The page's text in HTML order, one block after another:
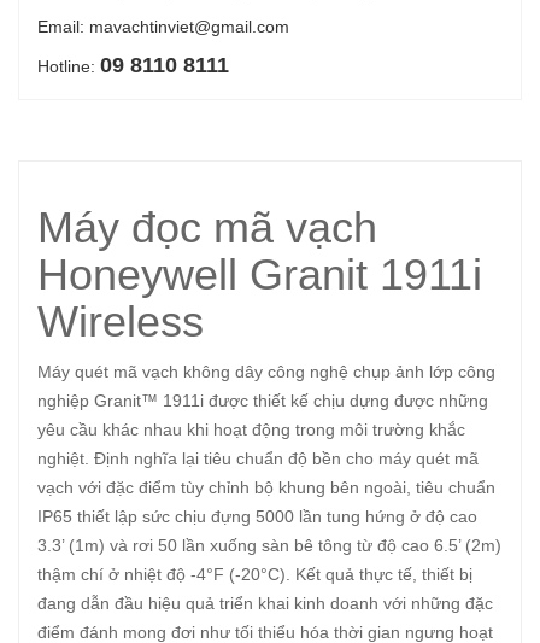
Email: mavachtinviet@gmail.com
Hotline: 09 8110 8111
Máy đọc mã vạch
Honeywell Granit 1911i
Wireless
Máy quét mã vạch không dây công nghệ chụp ảnh lớp công
nghiệp Granit™ 1911i được thiết kế chịu dựng được những
yêu cầu khác nhau khi hoạt động trong môi trường khắc
nghiệt. Định nghĩa lại tiêu chuẩn độ bền cho máy quét mã
vạch với đặc điểm tùy chỉnh bộ khung bên ngoài, tiêu chuẩn
IP65 thiết lập sức chịu đựng 5000 lần tung hứng ở độ cao
3.3’ (1m) và rơi 50 lần xuống sàn bê tông từ độ cao 6.5’ (2m)
thậm chí ở nhiệt độ -4°F (-20°C). Kết quả thực tế, thiết bị
đang dẫn đầu hiệu quả triển khai kinh doanh với những đặc
điểm đánh mong đơi như tối thiểu hóa thời gian ngưng hoạt